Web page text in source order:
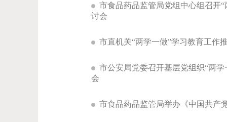
市食品药品监管局党组中心组召开
讨会
市直机关“两学一做”学习教育工作
市公安局党委召开基层党组织“两
会
市食品药品监管局举办《中国共产